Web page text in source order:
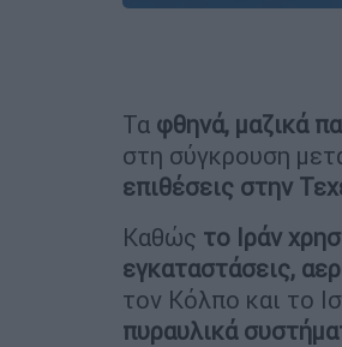
Τα φθηνά, μαζικά
στη σύγκρουση
επιθέσεις στην
Καθώς το Ιράν
εγκαταστάσεις,
τον Κόλπο και το
πυραυλικά